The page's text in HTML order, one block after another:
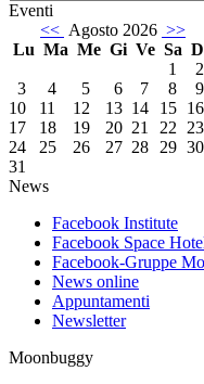
Eventi
<< Agosto 2026 >>
Lu Ma Me Gi Ve Sa
1
2
3
4 5 6 7 8
9
10
11 12 13 14 15 16
17
18 19 20 21 22 23
24
25 26 27 28 29 30
31
News
Facebook Institute
Facebook Space
Facebook-Gruppe
News online
Appuntamenti
Newsletter
Moonbuggy